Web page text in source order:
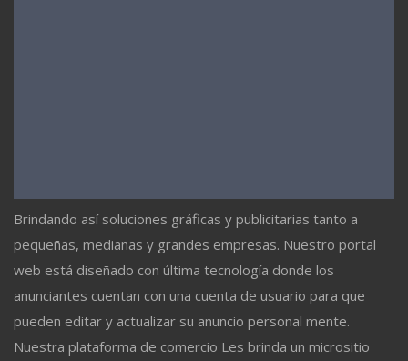
Brindando así soluciones gráficas y publicitarias tanto a
pequeñas, medianas y grandes empresas. Nuestro portal
web está diseñado con última tecnología donde los
anunciantes cuentan con una cuenta de usuario para que
pueden editar y actualizar su anuncio personal mente.
Nuestra plataforma de comercio Les brinda un micrositio